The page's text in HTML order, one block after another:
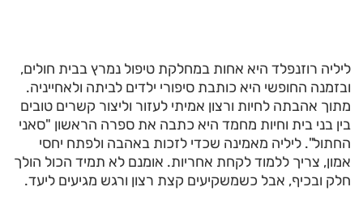
ליליה רוזנפלד היא אחות במחלקת טיפול נמרץ בבית חולים,
ובזמנה החופשי היא כותבת סיפורי ילדים לביתה ולאחייניה.
מתוך אהבתה לחיות ורצון אמיתי לעזור וליצור קשרים טובים
בין בני בית וחיות מחמד היא כתבה את ספרה הראשון "סאני
החתול". ליליה מאמינה שכדי לזכות באהבה ולפתח יחסי
אמון, צריך ללמוד לקחת אחריות. אומנם לא תמיד הכול הולך
חלק ובכיף, אבל כשמשקיעים קצת רצון ורגש מגיעים ליעד.